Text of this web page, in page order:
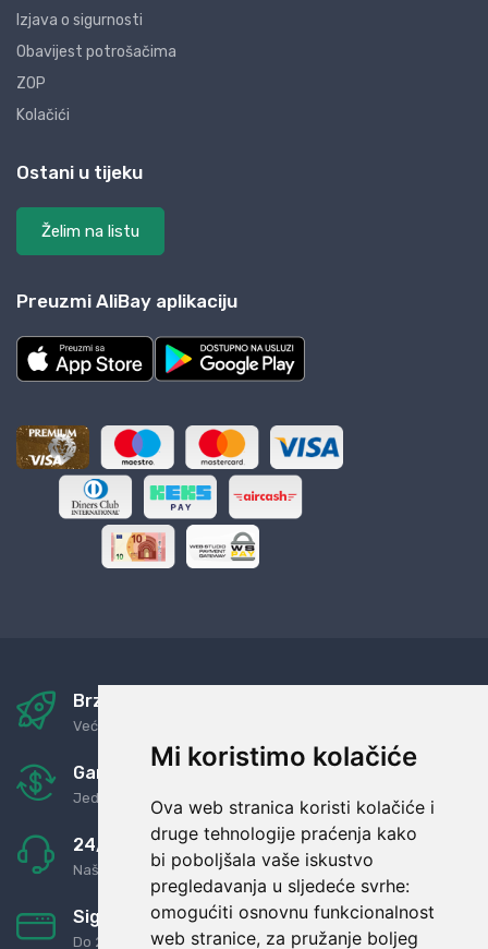
Mi koristimo kolačiće
Ova web stranica koristi kolačiće i
druge tehnologije praćenja kako
bi poboljšala vaše iskustvo
pregledavanja u sljedeće svrhe:
omogućiti osnovnu funkcionalnost
web stranice, za pružanje boljeg
Izjava o sigurnosti
Obavijest potrošačima
ZOP
Kolačići
Ostani u tijeku
Želim na listu
Preuzmi AliBay aplikaciju
Brza i sigurna dostava
Već za nekoliko dana kod vas
Garancija u povrat novaca
Jednostavno pravilo: Roba za novac
24/7 odlična podrška
Naši agenti uvijek na raspolaganju
Sigurno obročno plaćanje
Do 24 rata bez kamata